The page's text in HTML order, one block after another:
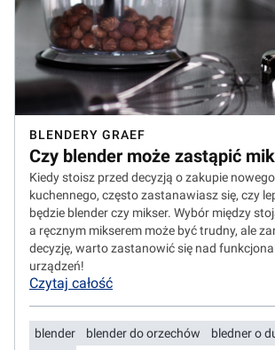
BLENDERY GRAEF
Czy blender może zastąpić
Kiedy stoisz przed decyzją o zakupie
kuchennego, często zastanawiasz się, czy
będzie blender czy mikser. Wybór między
a ręcznym mikserem może być trudny, ale
decyzję, warto zastanowić się nad
urządzeń!
Czytaj całość
blender blender do orzechów
bledner o